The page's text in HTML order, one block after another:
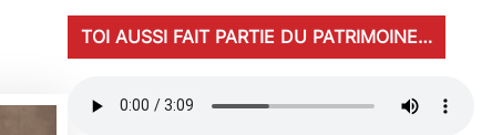
TOI AUSSI FAIT PARTIE DU PATRIMOINE…